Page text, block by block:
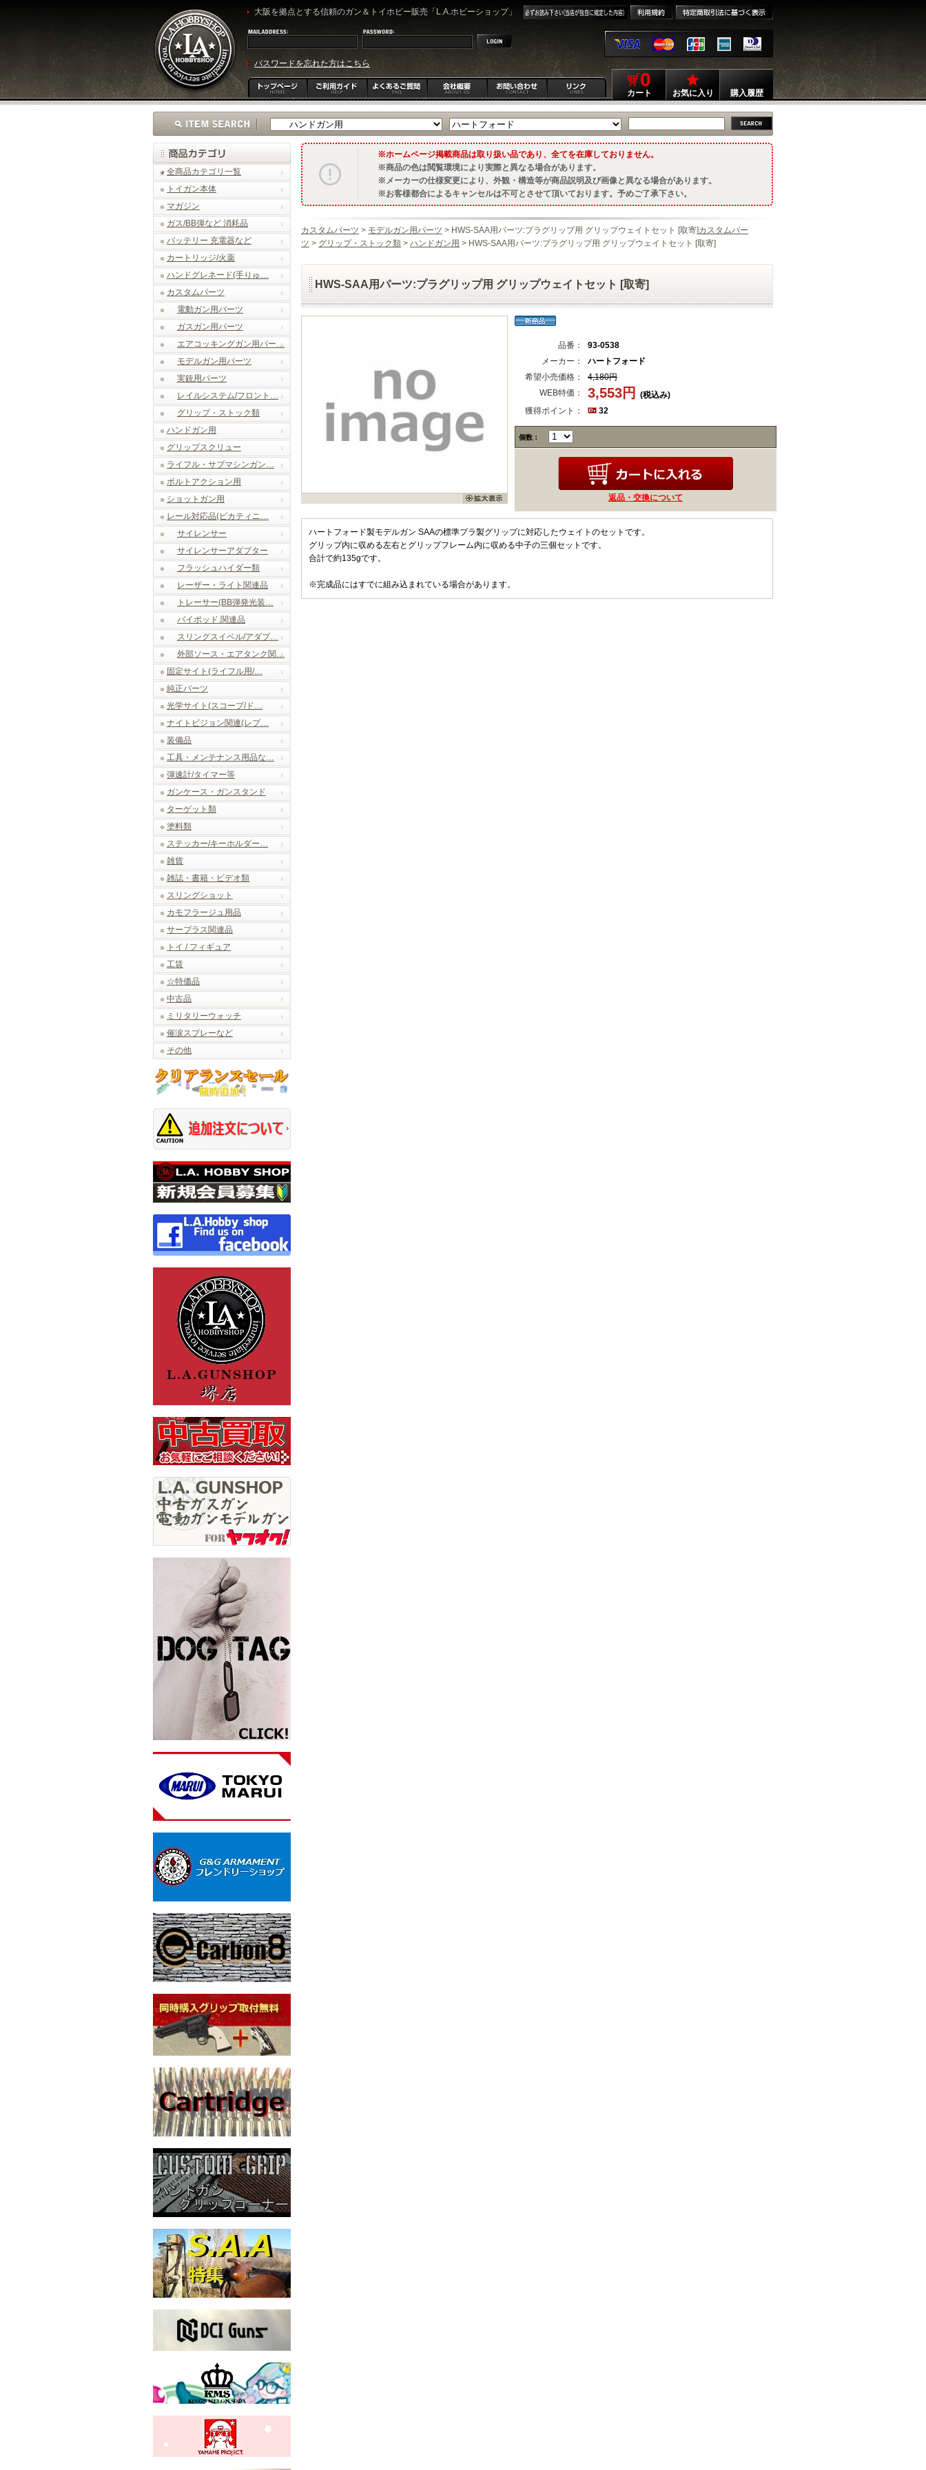
大阪を拠点とする信頼のガン＆トイホビー販売「L.A.ホビーショップ」
パスワードを忘れた方はこちら
0
カート お気に入り 購入履歴
全商品カテゴリ一覧
トイガン本体
マガジン
ガス/BB弾など 消耗品
バッテリー 充電器など
カートリッジ/火薬
ハンドグレネード(手りゅ…
カスタムパーツ
電動ガン用パーツ
ガスガン用パーツ
エアコッキングガン用パー…
モデルガン用パーツ
実銃用パーツ
レイルシステム/フロント…
グリップ・ストック類
ハンドガン用
グリップスクリュー
ライフル・サブマシンガン…
ボルトアクション用
ショットガン用
レール対応品(ピカティニ…
サイレンサー
サイレンサーアダプター
フラッシュハイダー類
レーザー・ライト関連品
トレーサー(BB弾発光装…
バイポッド.関連品
スリングスイベル/アダプ…
外部ソース・エアタンク関…
固定サイト(ライフル用/…
純正パーツ
光学サイト(スコープ/ド…
ナイトビジョン関連(レプ…
装備品
工具・メンテナンス用品な…
弾速計/タイマー等
ガンケース・ガンスタンド
ターゲット類
塗料類
ステッカー/キーホルダー…
雑貨
雑誌・書籍・ビデオ類
スリングショット
カモフラージュ用品
サープラス関連品
トイ / フィギュア
工賃
☆特価品
中古品
ミリタリーウォッチ
催涙スプレーなど
その他
ホームページ掲載商品は取り扱い品であり、全てを在庫しておりません。
商品の色は閲覧環境により実際と異なる場合があります。
メーカーの仕様変更により、外観・構造等が商品説明及び画像と異なる場合があります。
お客様都合によるキャンセルは不可とさせて頂いております。予めご了承下さい。
カスタムパーツ > モデルガン用パーツ > HWS-SAA用パーツ:プラグリップ用 グリップウェイトセット [取寄]カスタムパー
ツ > グリップ・ストック類 > ハンドガン用 > HWS-SAA用パーツ:プラグリップ用 グリップウェイトセット [取寄]
HWS-SAA用パーツ:プラグリップ用 グリップウェイトセット [取寄]
品番：
93-0538
メーカー：
ハートフォード
希望小売価格：
4,180円
WEB特価：
3,553円
(税込み)
獲得ポイント：
32
個数：
返品・交換について
ハートフォード製モデルガン SAAの標準プラ製グリップに対応したウェイトのセットです。
グリップ内に収める左右とグリップフレーム内に収める中子の三個セットです。
合計で約135gです。
※完成品にはすでに組み込まれている場合があります。